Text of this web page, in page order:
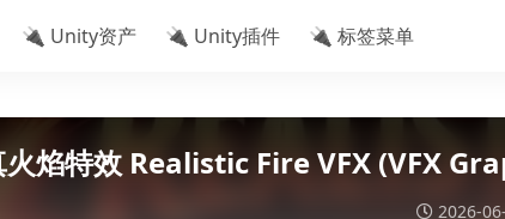
🔌 Unity资产 🔌 Unity插件 🔌 标签菜单
焰特效 Realistic Fire VFX (VFX
2026-